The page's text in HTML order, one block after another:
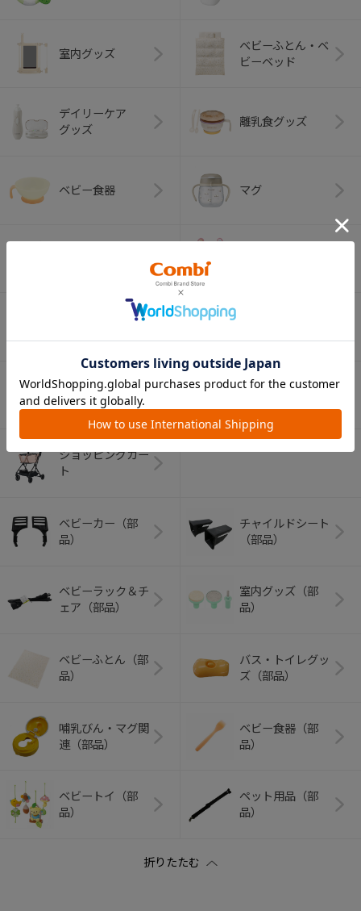
室内グッズ
ベビーふとん・ベ
ビーベッド
デイリーケア
グッズ
離乳食グッズ
ベビー食器 マグ
アウトドアグッズ
（ヘルメット）
ショッピングカー
ト
ベビーカー（部
品）
チャイルドシート
（部品）
ベビーラック＆チ
ェア（部品）
室内グッズ（部
品）
ベビーふとん（部
品）
バス・トイレグッ
ズ（部品）
哺乳びん・マグ関
連（部品）
ベビー食器（部
品）
ベビートイ（部
品）
ペット用品（部
品）